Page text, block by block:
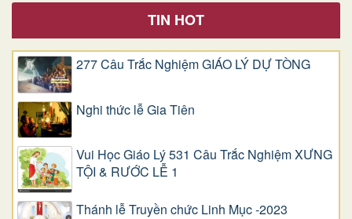
TIN HOT
277 Câu Trắc Nghiệm GIÁO LÝ DỰ TÒNG
Nghi thức lễ Gia Tiên
Vui Học Giáo Lý 531 Câu Trắc Nghiệm XƯNG
TỘI & RƯỚC LỄ 1
Thánh lễ Truyền chức Linh Mục -2023